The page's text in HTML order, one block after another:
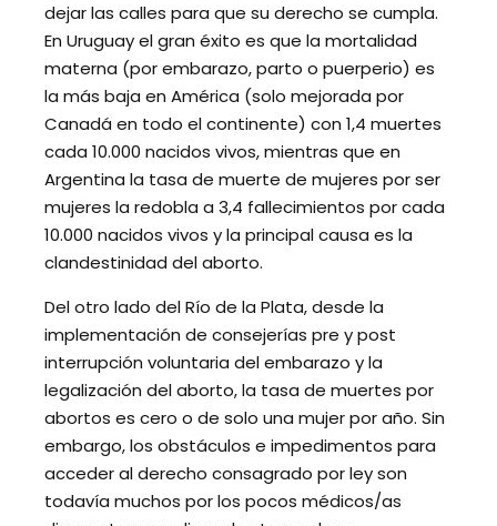
dejar las calles para que su derecho se cumpla.
En Uruguay el gran éxito es que la mortalidad
materna (por embarazo, parto o puerperio) es
la más baja en América (solo mejorada por
Canadá en todo el continente) con 1,4 muertes
cada 10.000 nacidos vivos, mientras que en
Argentina la tasa de muerte de mujeres por ser
mujeres la redobla a 3,4 fallecimientos por cada
10.000 nacidos vivos y la principal causa es la
clandestinidad del aborto.
Del otro lado del Río de la Plata, desde la
implementación de consejerías pre y post
interrupción voluntaria del embarazo y la
legalización del aborto, la tasa de muertes por
abortos es cero o de solo una mujer por año. Sin
embargo, los obstáculos e impedimentos para
acceder al derecho consagrado por ley son
todavía muchos por los pocos médicos/as